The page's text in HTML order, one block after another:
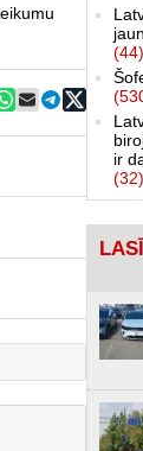
(44)
ir
(32)